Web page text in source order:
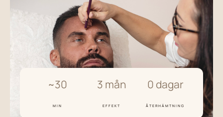
~30
MIN
3 mån
EFFEKT
0 dagar
ÅTERHÄMTNING